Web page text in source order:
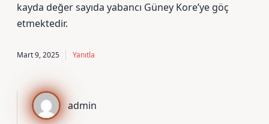
kayda değer sayıda yabancı Güney Kore’ye göç
etmektedir.
Mart 9, 2025 Yanıtla
admin